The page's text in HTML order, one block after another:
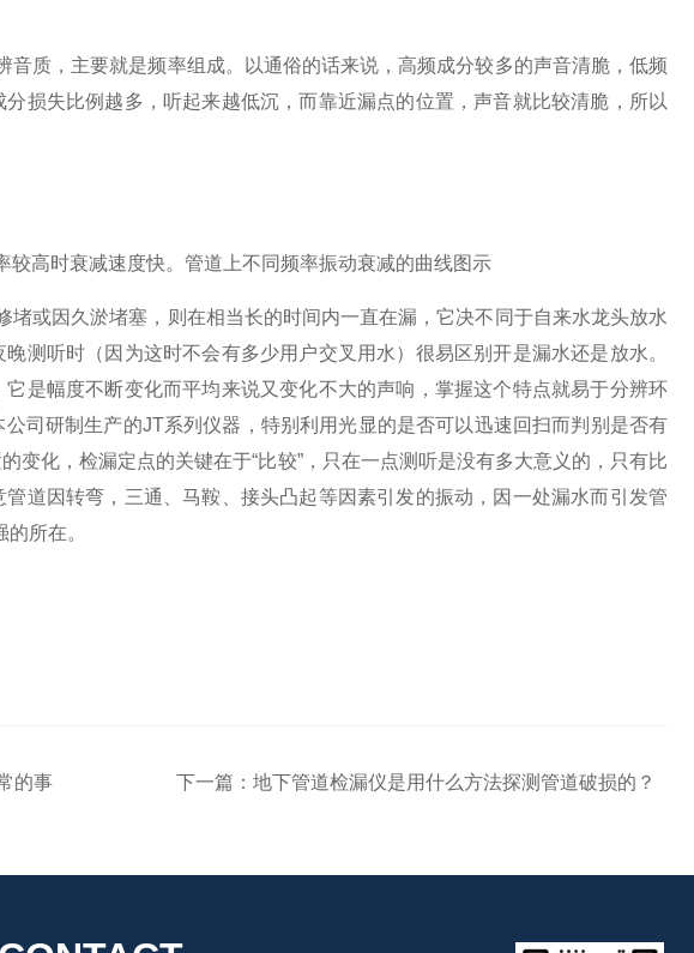
质，主要就是频率组成。以通俗的话来说，高频成分较多的声音清脆，低频
损失比例越多，听起来越低沉，而靠近漏点的位置，声音就比较清脆，所以
高时衰减速度快。管道上不同频率振动衰减的曲线图示
或因久淤堵塞，则在相当长的时间内一直在漏，它决不同于自来水龙头放水
测听时（因为这时不会有多少用户交叉用水）很易区别开是漏水还是放水。
是幅度不断变化而平均来说又变化不大的声响，掌握这个特点就易于分辨环
司研制生产的JT系列仪器，特别利用光显的是否可以迅速回扫而判别是否有
变化，检漏定点的关键在于“比较”，只在一点测听是没有多大意义的，只有比
道因转弯，三通、马鞍、接头凸起等因素引发的振动，因一处漏水而引发管
所在。
的事 下一篇： 地下管道检漏仪是用什么方法探测管道破损的？